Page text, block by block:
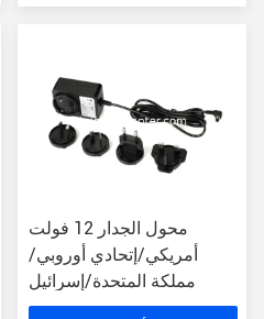
محول الجدار 12 فولت
أمريكي/إتحادي أوروبي/
مملكة المتحدة/إسرائيل